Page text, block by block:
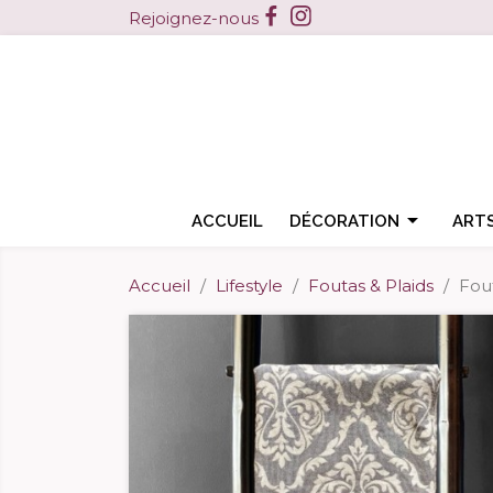
Rejoignez-nous Facebook
ACCUEIL 
DÉCORATION
Accueil Lifestyle Foutas & Plaids